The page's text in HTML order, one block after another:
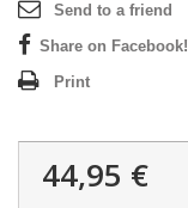
Send to a friend
Share on Facebook!
Print
44,95 €